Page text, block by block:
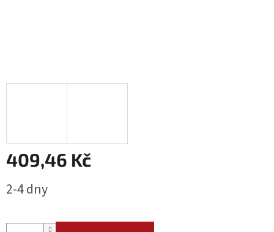
409,46 Kč
cena:
2-4 dny